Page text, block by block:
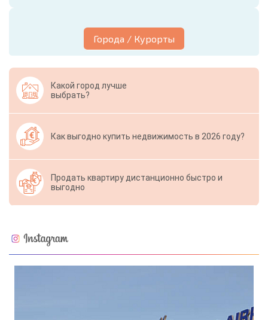
Города / Курорты
Какой город лучше
выбрать?
Как выгодно купить недвижимость в 2026 году?
Продать квартиру дистанционно быстро и
выгодно